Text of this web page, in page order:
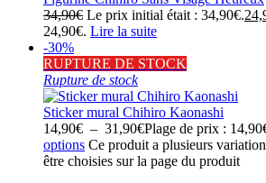
34,90€ Le prix initial était : 34,90€.
24,90€. Lire la suite
-30%
RUPTURE DE STOCK
Rupture de stock
Sticker mural Chihiro Kaonashi
14,90€ – 31,90€Plage de prix :
options Ce produit a plusieurs
être choisies sur la page du produit